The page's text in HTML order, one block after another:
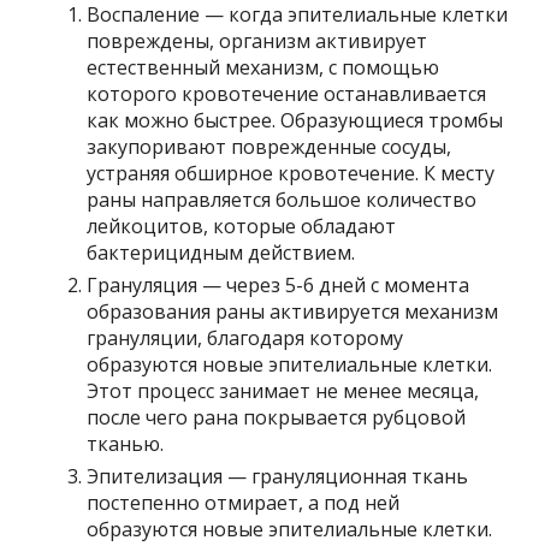
Воспаление — когда эпителиальные клетки
повреждены, организм активирует
естественный механизм, с помощью
которого кровотечение останавливается
как можно быстрее. Образующиеся тромбы
закупоривают поврежденные сосуды,
устраняя обширное кровотечение. К месту
раны направляется большое количество
лейкоцитов, которые обладают
бактерицидным действием.
Грануляция — через 5-6 дней с момента
образования раны активируется механизм
грануляции, благодаря которому
образуются новые эпителиальные клетки.
Этот процесс занимает не менее месяца,
после чего рана покрывается рубцовой
тканью.
Эпителизация — грануляционная ткань
постепенно отмирает, а под ней
образуются новые эпителиальные клетки.